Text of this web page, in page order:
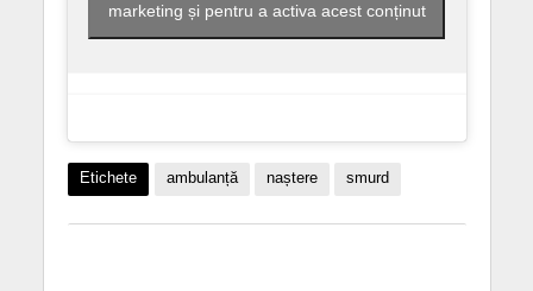
marketing și pentru a activa acest conținut
Etichete ambulanță naștere smurd